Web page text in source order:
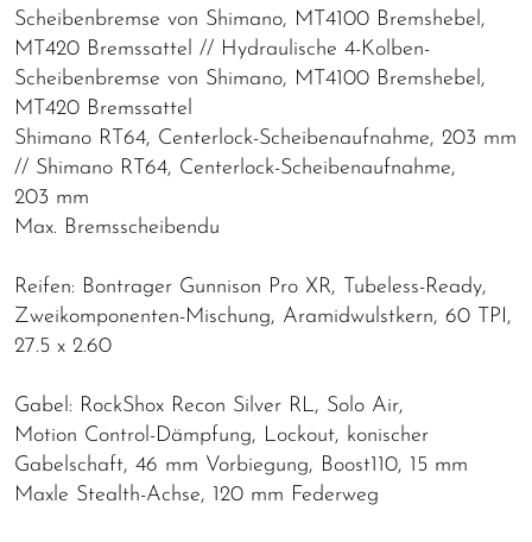
Scheibenbremse von Shimano, MT4100 Bremshebel,
MT420 Bremssattel // Hydraulische 4-Kolben-
Scheibenbremse von Shimano, MT4100 Bremshebel,
MT420 Bremssattel
Shimano RT64, Centerlock-Scheibenaufnahme, 203 mm
// Shimano RT64, Centerlock-Scheibenaufnahme,
203 mm
Max. Bremsscheibendu
Reifen: Bontrager Gunnison Pro XR, Tubeless-Ready,
Zweikomponenten-Mischung, Aramidwulstkern, 60 TPI,
27.5 x 2.60
Gabel: RockShox Recon Silver RL, Solo Air,
Motion Control-Dämpfung, Lockout, konischer
Gabelschaft, 46 mm Vorbiegung, Boost110, 15 mm
Maxle Stealth-Achse, 120 mm Federweg